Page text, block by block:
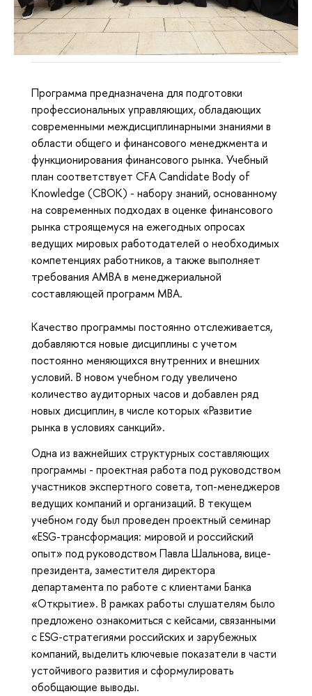
Программа предназначена для подготовки
профессиональных управляющих, обладающих
современными междисциплинарными знаниями в
области общего и финансового менеджмента и
функционирования финансового рынка. Учебный
план соответствует CFA Candidate Body of
Knowledge (CBOK) - набору знаний, основанному
на современных подходах в оценке финансового
рынка строящемуся на ежегодных опросах
ведущих мировых работодателей о необходимых
компетенциях работников, а также выполняет
требования АМВА в менеджериальной
составляющей программ МВА.
Качество программы постоянно отслеживается,
добавляются новые дисциплины с учетом
постоянно меняющихся внутренних и внешних
условий. В новом учебном году увеличено
количество аудиторных часов и добавлен ряд
новых дисциплин, в числе которых «Развитие
рынка в условиях санкций».
Одна из важнейших структурных составляющих
программы - проектная работа под руководством
участников экспертного совета, топ-менеджеров
ведущих компаний и организаций. В текущем
учебном году был проведен проектный семинар
«ESG-трансформация: мировой и российский
опыт» под руководством Павла Шальнова, вице-
президента, заместителя директора
департамента по работе с клиентами Банка
«Открытие». В рамках работы слушателям было
предложено ознакомиться с кейсами, связанными
с ESG-стратегиями российских и зарубежных
компаний, выделить ключевые показатели в части
устойчивого развития и сформулировать
обобщающие выводы.